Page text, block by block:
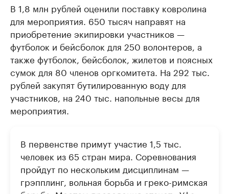
В 1,8 млн рублей оценили поставку ковролина
для мероприятия. 650 тысяч направят на
приобретение экипировки участников —
футболок и бейсболок для 250 волонтеров, а
также футболок, бейсболок, жилетов и поясных
сумок для 80 членов оргкомитета. На 292 тыс.
рублей закупят бутилированную воду для
участников, на 240 тыс. напольные весы для
мероприятия.
В первенстве примут участие 1,5 тыс.
человек из 65 стран мира. Соревнования
пройдут по нескольким дисциплинам —
грэпплинг, вольная борьба и греко-римская